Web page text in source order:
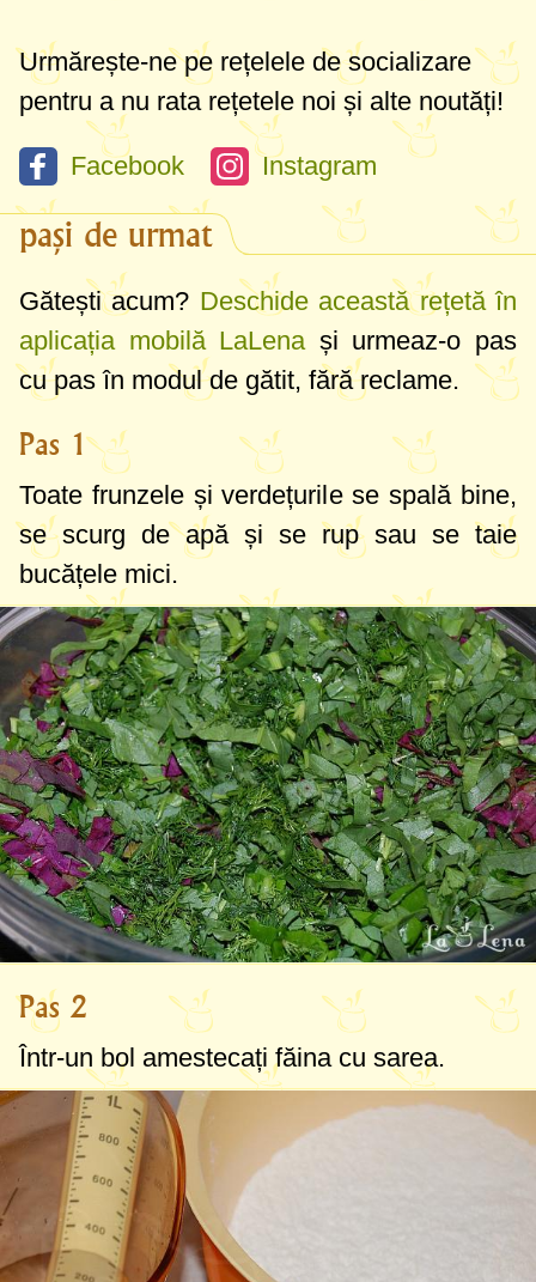
Urmărește-ne pe rețelele de socializare
pentru a nu rata rețetele noi și alte noutăți!
Facebook Instagram
pași de urmat
Gătești acum? Deschide această rețetă în
aplicația mobilă LaLenași urmeaz-o pas
cu pas în modul de gătit, fără reclame.
Pas 1
Toate frunzele și verdețurile se spală bine,
se scurg de apă și se rup sau se taie
bucățele mici.
Pas 2
Într-un bol amestecați făina cu sarea.